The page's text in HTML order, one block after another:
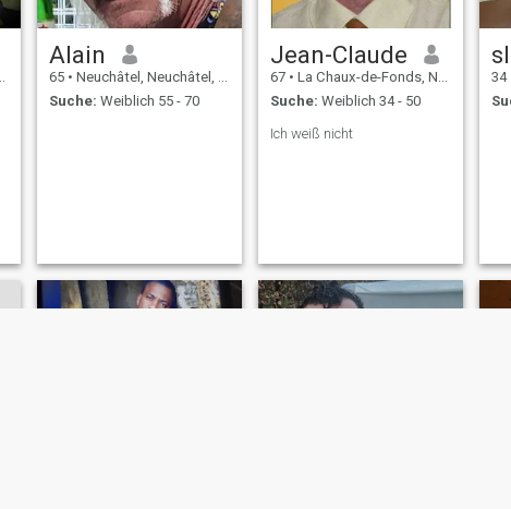
Alain
65 • Neuchâtel, Neuchâtel, Schweiz
Suche: Weiblich 55 - 70
Jean-Claude
67 • La Chaux-de-Fonds, Neuchâtel, Schweiz
Suche: Weiblich 34 - 50
Ich weiß nicht
34